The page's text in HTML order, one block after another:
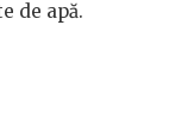
de apă.